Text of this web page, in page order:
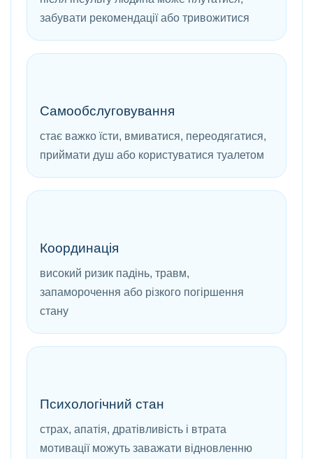
забувати рекомендації або тривожитися
Самообслуговування
стає важко їсти, вмиватися, переодягатися,
приймати душ або користуватися туалетом
Координація
високий ризик падінь, травм,
запаморочення або різкого погіршення
стану
Психологічний стан
страх, апатія, дратівливість і втрата
мотивації можуть заважати відновленню